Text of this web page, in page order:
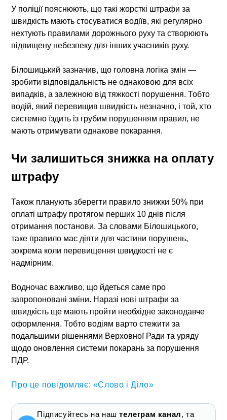
У поліції пояснюють, що такі жорсткі штрафи за
швидкість мають стосуватися водіїв, які регулярно
нехтують правилами дорожнього руху та створюють
підвищену небезпеку для інших учасників руху.
Білошицький зазначив, що головна логіка змін —
зробити відповідальність не однаковою для всіх
випадків, а залежною від тяжкості порушення. Тобто
водій, який перевищив швидкість незначно, і той, хто
системно їздить із грубим порушенням правил, не
мають отримувати однакове покарання.
Чи залишиться знижка на оплату
штрафу
Також планують зберегти правило знижки 50% при
оплаті штрафу протягом перших 10 днів після
отримання постанови. За словами Білошицького,
таке правило має діяти для частини порушень,
зокрема коли перевищення швидкості не є
надмірним.
Водночас важливо, що йдеться саме про
запропоновані зміни. Наразі нові штрафи за
швидкість ще мають пройти необхідне законодавче
оформлення. Тобто водіям варто стежити за
подальшими рішеннями Верховної Ради та уряду
щодо оновлення системи покарань за порушення
ПДР.
Про це повідомляє: «Слово і Діло»
Підписуйтесь на наштелеграм канал, та